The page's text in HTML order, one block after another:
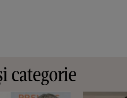
categorie